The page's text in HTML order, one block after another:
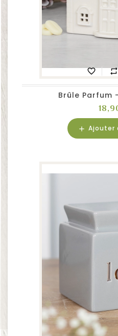
favorite_border repeat
Brûle Parfum
Prix
add Ajouter